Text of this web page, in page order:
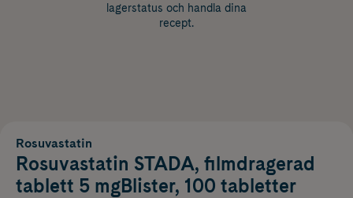
lagerstatus och handla dina
recept.
Rosuvastatin
Rosuvastatin STADA, filmdragerad
tablett 5 mgBlister, 100 tabletter